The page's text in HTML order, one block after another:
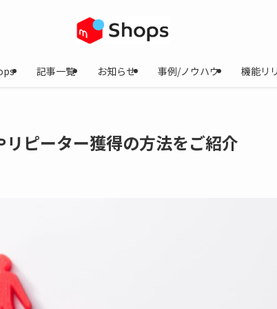
記事一覧 お知らせ 事例/ノウハウ 機能リ
ピーター獲得の方法をご紹介